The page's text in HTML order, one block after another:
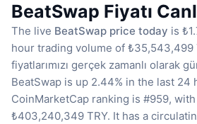
BeatSwap Fiyatı
The live BeatSwap price today is
hour trading volume of ₺35,543,499
fiyatlarımızı gerçek zamanlı olarak
BeatSwap is up 2.44% in the last 24
CoinMarketCap ranking is #959,
₺403,240,349 TRY. It has a